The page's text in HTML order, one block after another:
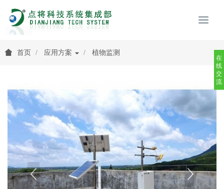
首页 应用方案 植物监测
在
线
交
流